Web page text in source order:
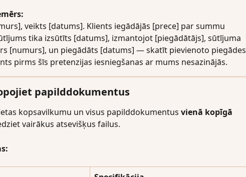
veikts [datums]. Klients iegādājās [prece] par summu
tika izsūtīts [datums], izmantojot [piegādātājs], sūtījuma
[numurs], un piegādāts [datums] — skatīt pievienoto piegādes
pirms šīs pretenzijas iesniegšanas ar mums nesazinājās.
papilddokumentus
kopsavilkumu un visus papilddokumentus vienā kopīgā
vairākus atsevišķus failus.